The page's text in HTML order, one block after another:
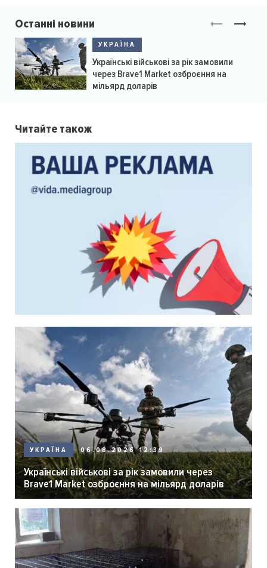
Останні новини
УКРАЇНА
Українські військові за рік замовили
через Brave1 Market озброєння на
мільярд доларів
Читайте також
УКРАЇНА 06.08.2026 12:39
Українські військові за рік замовили через
Brave1 Market озброєння на мільярд доларів